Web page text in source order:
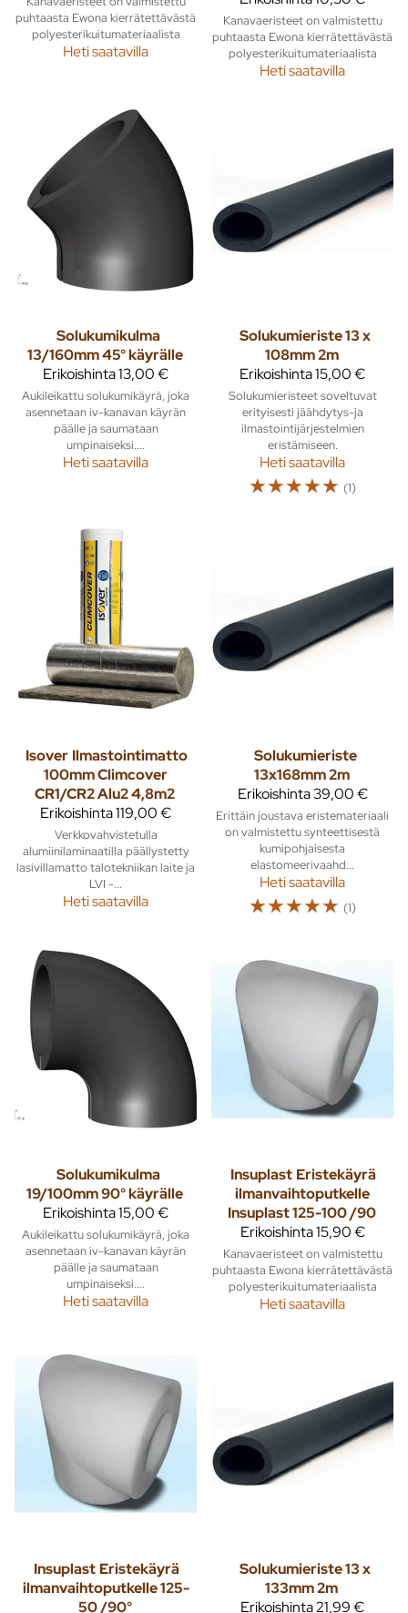
puhtaasta Ewona kierrätettävästä
polyesterikuitumateriaalista
Heti saatavilla
Kanavaeristeet on valmistettu
puhtaasta Ewona kierrätettävästä
polyesterikuitumateriaalista
Heti saatavilla
Solukumikulma
13/160mm 45° käyrälle
Erikoishinta13,00 €
Aukileikattu solukumikäyrä, joka
asennetaan iv-kanavan käyrän
päälle ja saumataan
umpinaiseksi....
Heti saatavilla
Solukumieriste 13 x
108mm 2m
Erikoishinta15,00 €
Solukumieristeet soveltuvat
erityisesti jäähdytys-ja
ilmastointijärjestelmien
eristämiseen.
Heti saatavilla
☆☆☆☆☆ (1)
Isover Ilmastointimatto
100mm Climcover
CR1/CR2 Alu2 4,8m2
Erikoishinta119,00 €
Verkkovahvistetulla
alumiinilaminaatilla päällystetty
lasivillamatto talotekniikan laite ja
LVI -...
Heti saatavilla
Solukumieriste
13x168mm 2m
Erikoishinta39,00 €
Erittäin joustava eristemateriaali
on valmistettu synteettisestä
kumipohjaisesta
elastomeerivaahd...
Heti saatavilla
☆☆☆☆☆ (1)
Solukumikulma
19/100mm 90° käyrälle
Erikoishinta15,00 €
Aukileikattu solukumikäyrä, joka
asennetaan iv-kanavan käyrän
päälle ja saumataan
umpinaiseksi....
Heti saatavilla
Insuplast Eristekäyrä
ilmanvaihtoputkelle
Insuplast 125-100 /90
Erikoishinta15,90 €
Kanavaeristeet on valmistettu
puhtaasta Ewona kierrätettävästä
polyesterikuitumateriaalista
Heti saatavilla
Insuplast Eristekäyrä
ilmanvaihtoputkelle 125-
50 /90°
Solukumieriste 13 x
133mm 2m
Erikoishinta21,99 €